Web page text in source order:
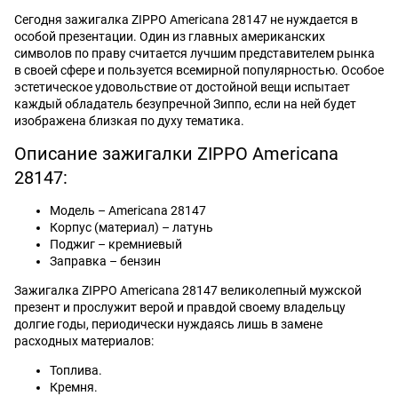
Сегодня зажигалка ZIPPO Americana 28147 не нуждается в
особой презентации. Один из главных американских
символов по праву считается лучшим представителем рынка
в своей сфере и пользуется всемирной популярностью. Особое
эстетическое удовольствие от достойной вещи испытает
каждый обладатель безупречной Зиппо, если на ней будет
изображена близкая по духу тематика.
Описание зажигалки ZIPPO Americana
28147:
Модель – Americana 28147
Корпус (материал) – латунь
Поджиг – кремниевый
Заправка – бензин
Зажигалка ZIPPO Americana 28147 великолепный мужской
презент и прослужит верой и правдой своему владельцу
долгие годы, периодически нуждаясь лишь в замене
расходных материалов:
Топлива.
Кремня.